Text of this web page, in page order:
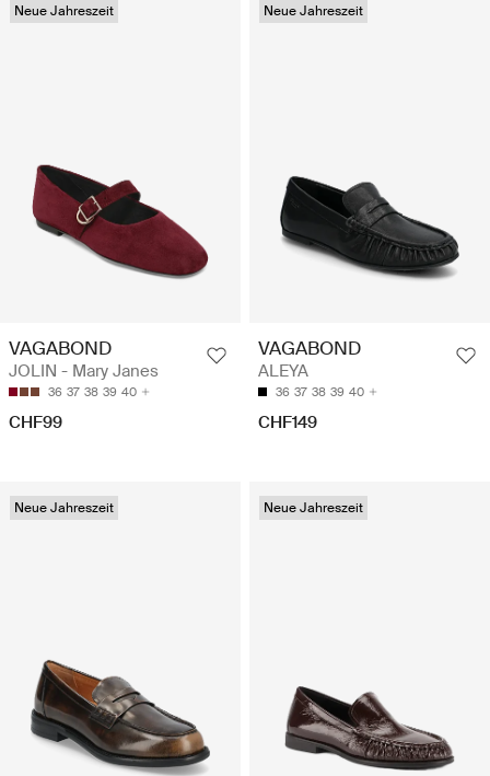
Neue Jahreszeit
VAGABOND
JOLIN - Mary Janes
36 37 38 39 40
CHF99
Neue Jahreszeit
VAGABOND
ALEYA
36 37 38 39 40
CHF149
Neue Jahreszeit Neue Jahreszeit